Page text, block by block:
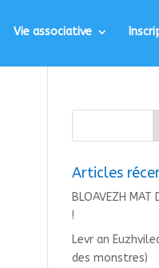
Vie associative
Articles
BLOAVEZH MAT
!
Levr an
des monstres)